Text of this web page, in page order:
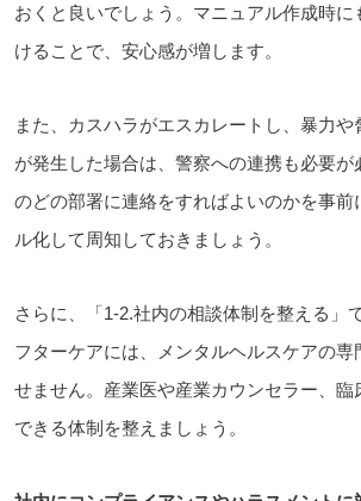
おくと良いでしょう。マニュアル作成時に
けることで、安心感が増します。
また、カスハラがエスカレートし、暴力
が発生した場合は、警察への連携も必要が
のどの部署に連絡をすればよいのかを事前
ル化して周知しておきましょう。
さらに、「1-2.社内の相談体制を整える」
フターケアには、メンタルヘルスケアの
せません。産業医や産業カウンセラー、臨
できる体制を整えましょう。